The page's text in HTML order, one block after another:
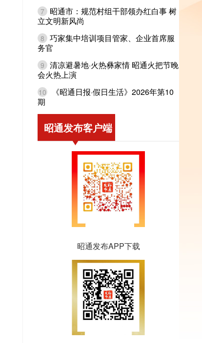
7
昭通市：规范村组干部领办红白事 树
立文明新风尚
8 巧家集中培训项目管家、企业首席服
务官
9 清凉避暑地·火热彝家情 昭通火把节晚
会火热上演
10
《昭通日报·假日生活》2026年第10
期
昭通发布客户端
昭通发布APP下载